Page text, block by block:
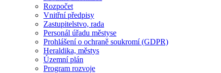
Rozpočet
Vnitřní předpisy
Zastupitelstvo, rada
Personál úřadu městyse
Prohlášení o ochraně soukromí (GDPR)
Heraldika, městys
Územní plán
Program rozvoje